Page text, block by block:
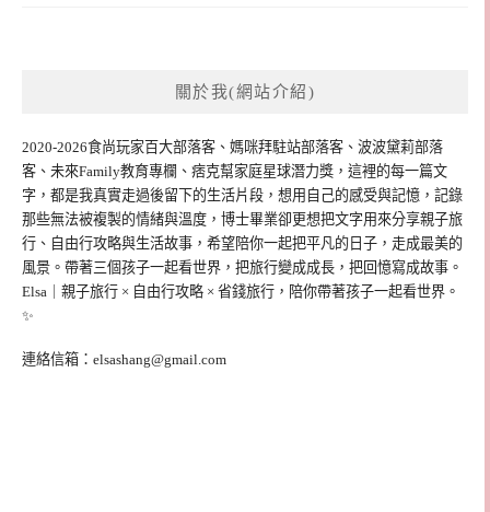
關於我(網站介紹)
2020-2026食尚玩家百大部落客、媽咪拜駐站部落客、波波黛莉部落
客、未來Family教育專欄、痞克幫家庭星球潛力獎，這裡的每一篇文
字，都是我真實走過後留下的生活片段，想用自己的感受與記憶，記錄
那些無法被複製的情緒與溫度，博士畢業卻更想把文字用來分享親子旅
行、自由行攻略與生活故事，希望陪你一起把平凡的日子，走成最美的
風景。帶著三個孩子一起看世界，把旅行變成成長，把回憶寫成故事。
Elsa｜親子旅行 × 自由行攻略 × 省錢旅行，陪你帶著孩子一起看世界。
✨
連絡信箱： elsashang@gmail.com